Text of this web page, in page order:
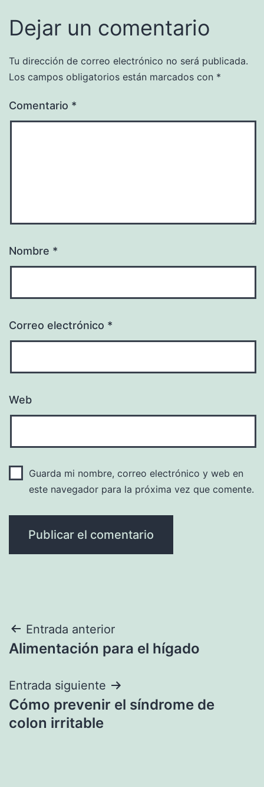
Dejar un comentario
Tu dirección de correo electrónico no será publicada.
Los campos obligatorios están marcados con *
Comentario *
Nombre *
Correo electrónico *
Web
Guarda mi nombre, correo electrónico y web en
este navegador para la próxima vez que comente.
Navegación
de
entradas
Entrada anterior
Alimentación para el hígado
Entrada siguiente
Cómo prevenir el síndrome de
colon irritable